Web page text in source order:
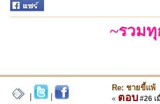
~รวม
Re: ชายขี้แพ้
« ตอบ #26 เ